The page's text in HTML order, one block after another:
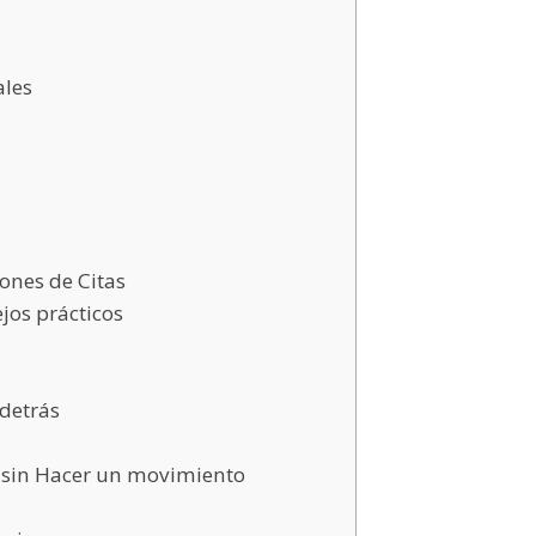
de Citas
prácticos
sin Hacer un movimiento